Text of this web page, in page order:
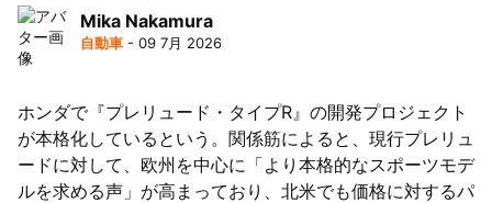
Mika Nakamura
自動車 - 09 7月 2026
ホンダで『プレリュード・タイプR』の開発プロジェクト
が本格化しているという。関係筋によると、現行プレリュ
ードに対して、欧州を中心に「より本格的なスポーツモデ
ルを求める声」が高まっており、北米でも価格に対するパ